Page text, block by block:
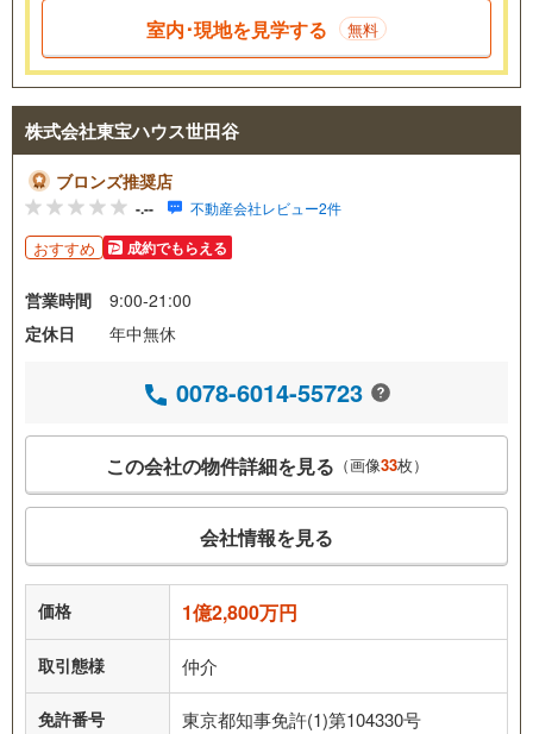
室内･現地を見学する 無料
株式会社東宝ハウス世田谷
ブロンズ推奨店
-.-- 不動産会社レビュー2件
おすすめ 成約でもらえる
営業時間
9:00-21:00
定休日
年中無休
0078-6014-55723
この会社の物件詳細を見る （画像33枚）
会社情報を見る
価格 1億2,800万円
取引態様 仲介
免許番号 東京都知事免許(1)第104330号